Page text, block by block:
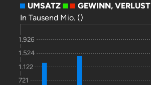
UMSATZ
GEWINN, VERLUST
In Tausend Mio. ()
1.926
1.524
1.122
721